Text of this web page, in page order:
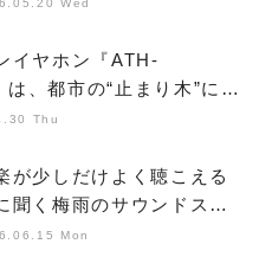
Wed
イヤホン『ATH-
、都市の“止まり木”にな
ーソングライター浮
Thu
が少しだけよく聴こえる
聞く梅雨のサウンドス
Mon